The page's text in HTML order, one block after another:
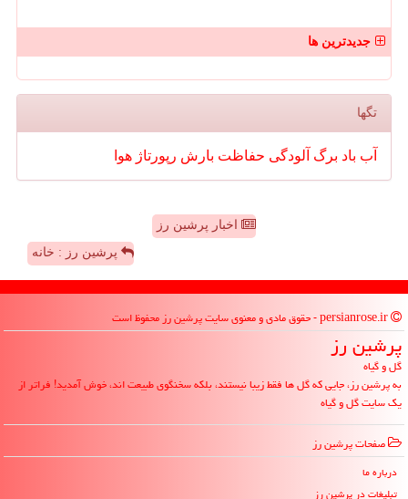
جدیدترین ها
تگها
آب باد برگ آلودگی حفاظت بارش رپورتاژ هوا
اخبار پرشین رز
پرشین رز : خانه
پرشین رز
گل و گیاه
به پرشین رز، جایی که گل ها فقط زیبا نیستند، بلکه سخنگوی طبیعت اند، خوش آمدید! فراتر از
یک سایت گل و گیاه
صفحات پرشین رز
درباره ما
تبلیغات در پرشین رز